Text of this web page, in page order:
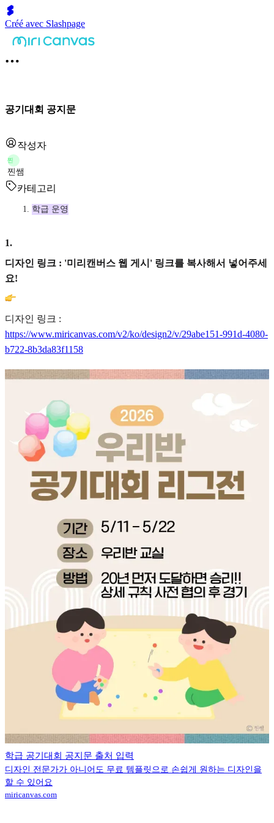
Créé avec Slashpage
공기대회 공지문
작성자
찐
찐쌤
카테고리
학급 운영
1.
디자인 링크 : '미리캔버스 웹 게시' 링크를 복사해서 넣어주세
요!
디자인 링크 :
https://www.miricanvas.com/v2/ko/design2/v/29abe151-991d-4080-
b722-8b3da83f1158
학급 공기대회 공지문 출처 입력
디자인 전문가가 아니어도 무료 템플릿으로 손쉽게 원하는 디자인을
할 수 있어요
miricanvas.com